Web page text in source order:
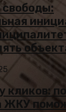
кликов: